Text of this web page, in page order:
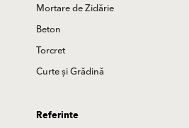
Mortare de Zidărie
Beton
Torcret
Curte și Grădină
Referinte